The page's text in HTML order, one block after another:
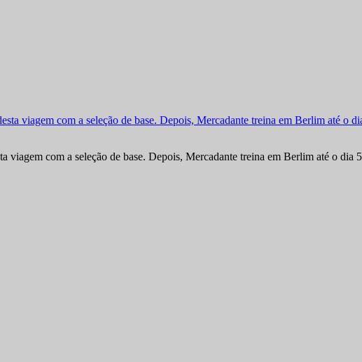
viagem com a seleção de base. Depois, Mercadante treina em Berlim até o